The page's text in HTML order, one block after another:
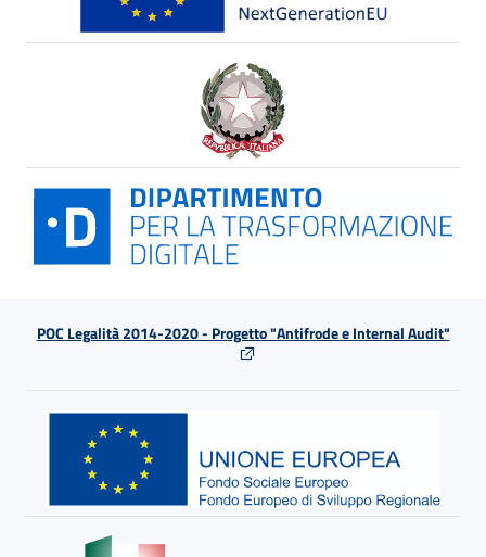
POC Legalità 2014-2020 - Progetto "Antifrode e Internal Audit"